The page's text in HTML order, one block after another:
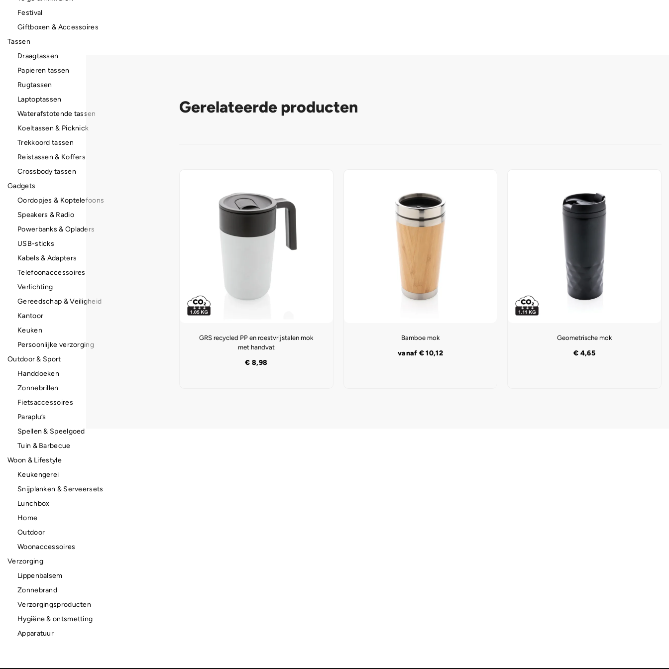
Gerelateerde producten
GRS recycled PP en roestvrijstalen mok
met handvat
€ 8,98
Bamboe mok
vanaf €10,12
Geometrische mok
€ 4,65
Festival
Giftboxen & Accessoires
Tassen
Draagtassen
Papieren tassen
Rugtassen
Laptoptassen
Waterafstotende tassen
Koeltassen & Picknick
Trekkoord tassen
Reistassen & Koffers
Crossbody tassen
Gadgets
Oordopjes & Koptelefoons
Speakers & Radio
Powerbanks & Opladers
USB-sticks
Kabels & Adapters
Telefoonaccessoires
Verlichting
Gereedschap & Veiligheid
Kantoor
Keuken
Persoonlijke verzorging
Outdoor & Sport
Handdoeken
Zonnebrillen
Fietsaccessoires
Paraplu’s
Spellen & Speelgoed
Tuin & Barbecue
Woon & Lifestyle
Keukengerei
Snijplanken & Serveersets
Lunchbox
Home
Outdoor
Woonaccessoires
Verzorging
Lippenbalsem
Zonnebrand
Verzorgingsproducten
Hygiëne & ontsmetting
Apparatuur